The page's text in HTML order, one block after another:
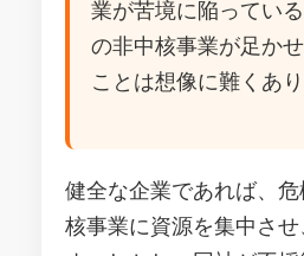
業が苦境に陥ってい
の非中核事業が足か
ことは想像に難くあり
健全な企業であれば、
核事業に資源を集中させ